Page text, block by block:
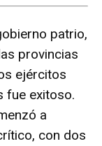
patrio,
provincias
ejércitos
fue exitoso.
a
con dos